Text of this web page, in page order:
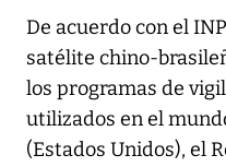
De acuerdo con el
satélite chino-
los programas de
utilizados en el
(Estados Unidos), el